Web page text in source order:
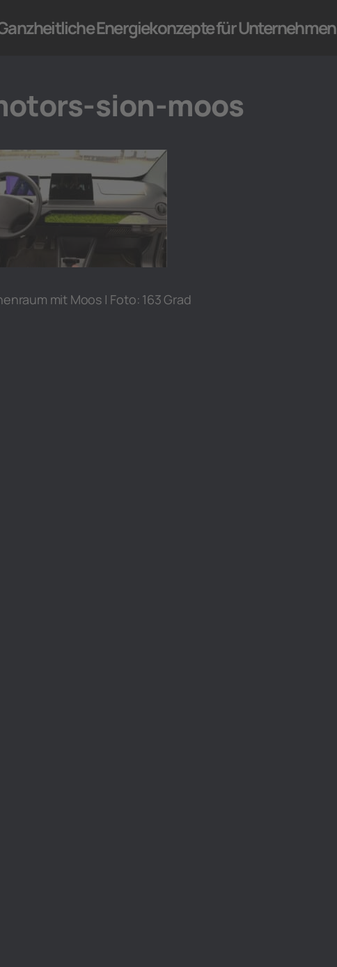
Energiekonzepte für Unternehmen
sion-moos
mit Moos | Foto: 163 Grad